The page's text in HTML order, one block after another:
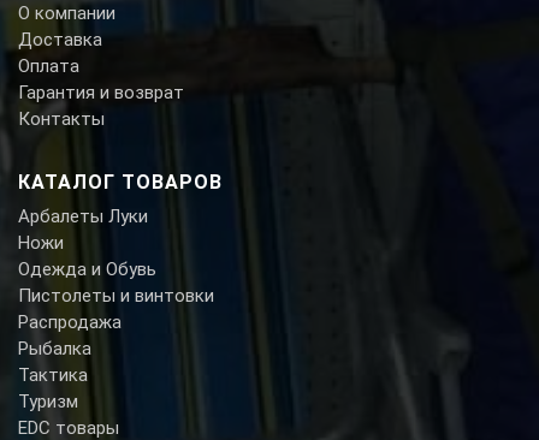
О компании
Доставка
Оплата
Гарантия и возврат
Контакты
КАТАЛОГ ТОВАРОВ
Арбалеты Луки
Ножи
Одежда и Обувь
Пистолеты и винтовки
Распродажа
Рыбалка
Тактика
Туризм
EDC товары